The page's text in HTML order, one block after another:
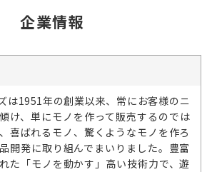
企業情報
は1951年の創業以来、常にお客様のニ
け、単にモノを作って販売するのでは
喜ばれるモノ、驚くようなモノを作ろ
開発に取り組んでまいりました。豊富
た「モノを動かす」高い技術力で、遊